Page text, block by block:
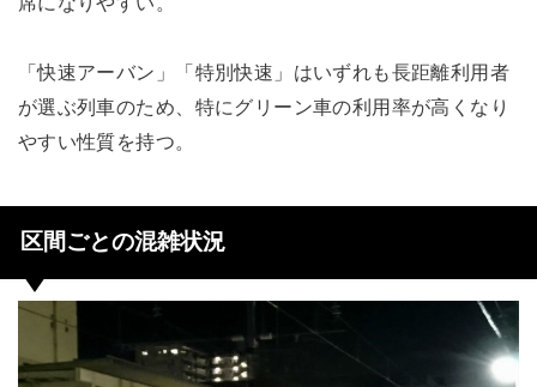
「快速アーバン」「特別快速」はいずれも長距離利用者
が選ぶ列車のため、特にグリーン車の利用率が高くなり
やすい性質を持つ。
区間ごとの混雑状況